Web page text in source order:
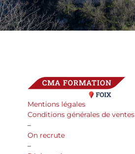
Mentions légales
Conditions générales de ventes
–
On recrute
–